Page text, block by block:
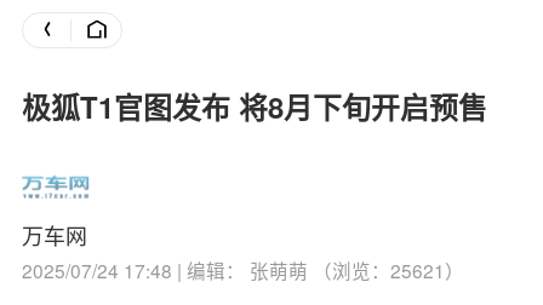
极狐T1官图发布 将8月下旬开启预售
万车网
2025/07/24 17:48 | 编辑： 张萌萌 （浏览：25621）